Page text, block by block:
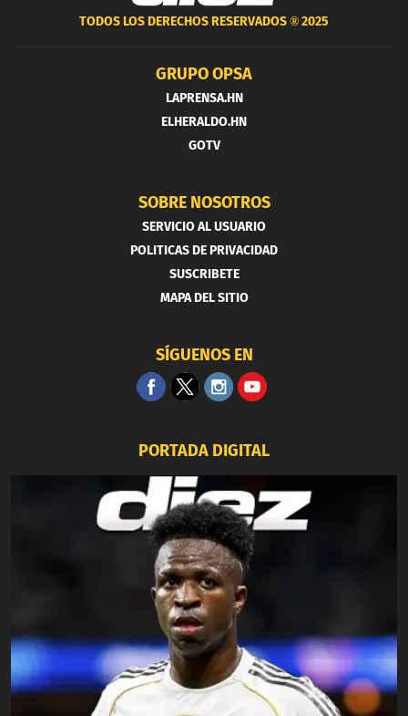
TODOS LOS DERECHOS RESERVADOS ®2025
GRUPO OPSA
LAPRENSA.HN
ELHERALDO.HN
GOTV
SOBRE NOSOTROS
SERVICIO AL USUARIO
POLITICAS DE PRIVACIDAD
SUSCRIBETE
MAPA DEL SITIO
SÍGUENOS EN
PORTADA DIGITAL